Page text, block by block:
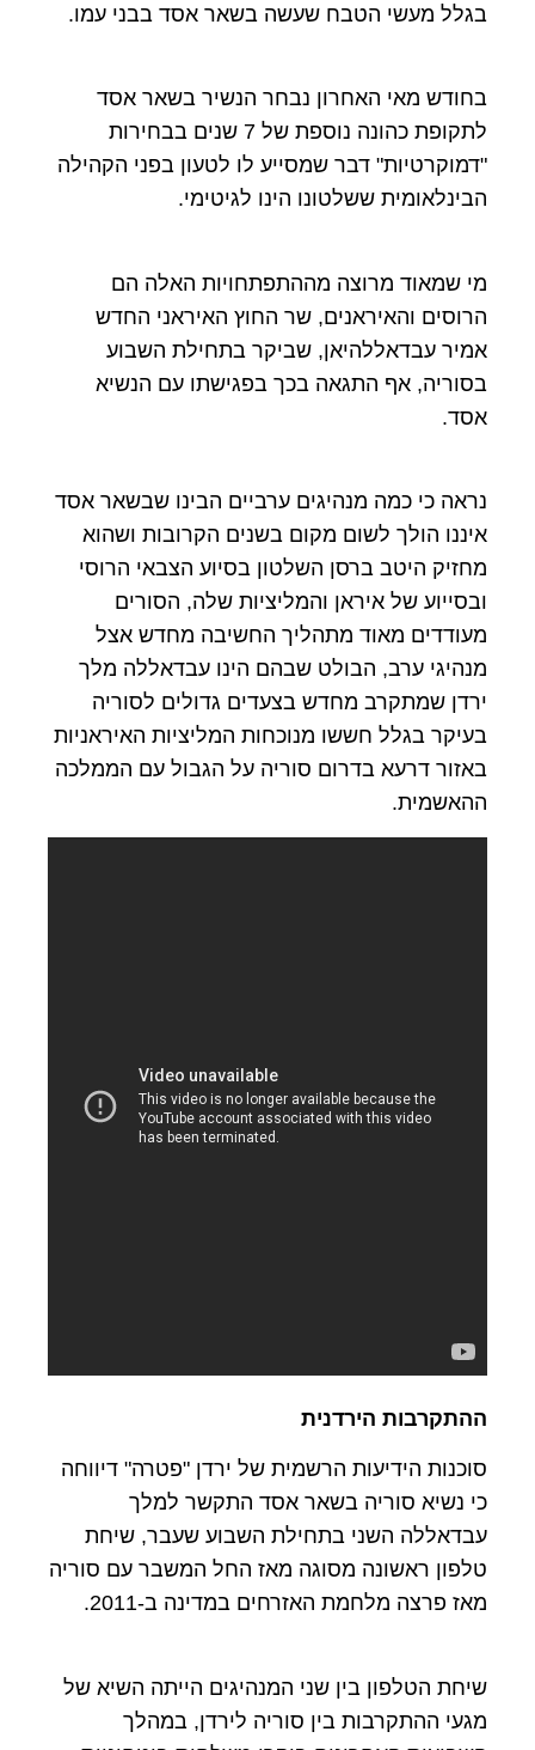
בגלל מעשי הטבח שעשה בשאר אסד בבני עמו.
בחודש מאי האחרון נבחר הנשיר בשאר אסד
לתקופת כהונה נוספת של 7 שנים בבחירות
"דמוקרטיות" דבר שמסייע לו לטעון בפני הקהילה
הבינלאומית ששלטונו הינו לגיטימי.
מי שמאוד מרוצה מההתפתחויות האלה הם
הרוסים והאיראנים, שר החוץ האיראני החדש
אמיר עבדאללהיאן, שביקר בתחילת השבוע
בסוריה, אף התגאה בכך בפגישתו עם הנשיא
אסד.
נראה כי כמה מנהיגים ערביים הבינו שבשאר אסד
איננו הולך לשום מקום בשנים הקרובות ושהוא
מחזיק היטב ברסן השלטון בסיוע הצבאי הרוסי
ובסייוע של איראן והמליציות שלה, הסורים
מעודדים מאוד מתהליך החשיבה מחדש אצל
מנהיגי ערב, הבולט שבהם הינו עבדאללה מלך
ירדן שמתקרב מחדש בצעדים גדולים לסוריה
בעיקר בגלל חששו מנוכחות המליציות האיראניות
באזור דרעא בדרום סוריה על הגבול עם הממלכה
ההאשמית.
ההתקרבות הירדנית
סוכנות הידיעות הרשמית של ירדן "פטרה" דיווחה
כי נשיא סוריה בשאר אסד התקשר למלך
עבדאללה השני בתחילת השבוע שעבר, שיחת
טלפון ראשונה מסוגה מאז החל המשבר עם סוריה
מאז פרצה מלחמת האזרחים במדינה ב-2011.
שיחת הטלפון בין שני המנהיגים הייתה השיא של
מגעי ההתקרבות בין סוריה לירדן, במהלך